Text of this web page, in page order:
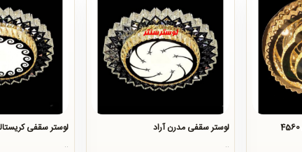
لوستر سقفی مدرن آراد
..
لوستر سقفی
..